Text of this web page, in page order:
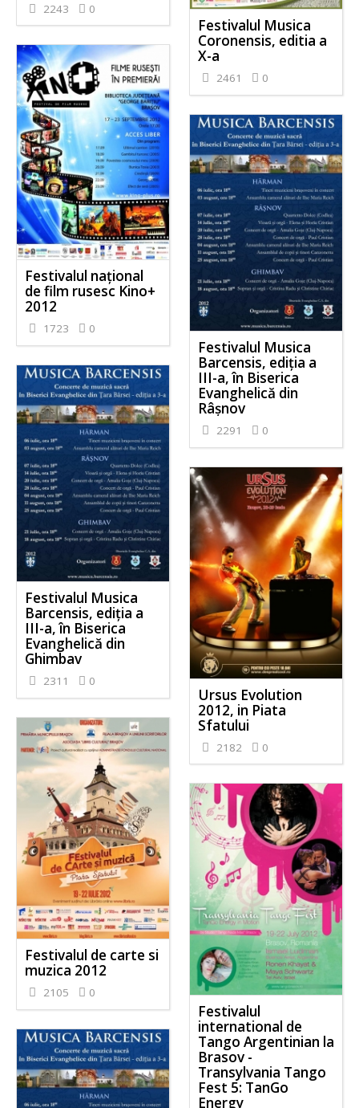
2243 0
Festivalul Musica
Coronensis, editia a
X-a
2461 0
Festivalul național
de film rusesc Kino+
2012
1723 0
Festivalul Musica
Barcensis, ediţia a
III-a, în Biserica
Evanghelică din
Râşnov
2291 0
Festivalul Musica
Barcensis, ediţia a
III-a, în Biserica
Evanghelică din
Ghimbav
2311 0
Ursus Evolution
2012, in Piata
Sfatului
2182 0
Festivalul de carte si
muzica 2012
2105 0
Festivalul
international de
Tango Argentinian la
Brasov -
Transylvania Tango
Fest 5: TanGo
Energy